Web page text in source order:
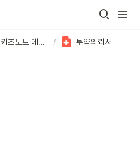
학부모님 - PC 키즈노트 메뉴 활용하기 / 투약의뢰서